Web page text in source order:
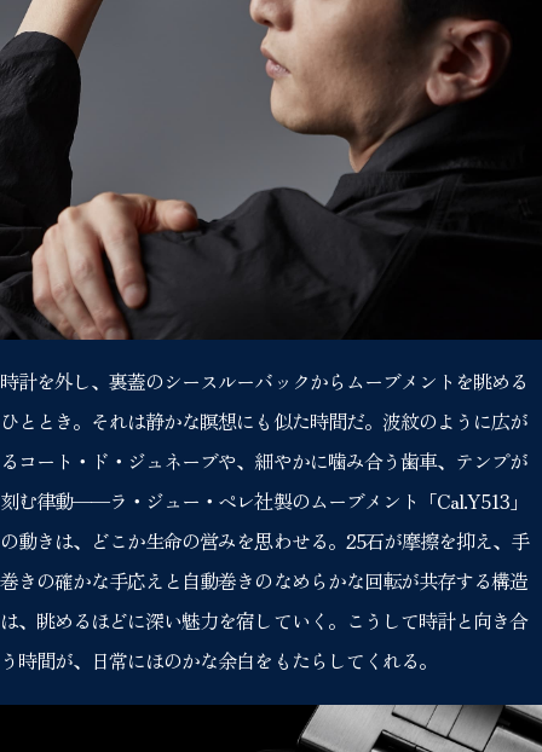
時計を外し、裏蓋のシースルーバックからムーブメントを眺める
ひととき。それは静かな瞑想にも似た時間だ。波紋のように広が
るコート・ド・ジュネーブや、細やかに噛み合う歯車、テンプが
刻む律動——ラ・ジュー・ペレ社製のムーブメント「Cal.Y513」
の動きは、どこか生命の営みを思わせる。25石が摩擦を抑え、手
巻きの確かな手応えと自動巻きのなめらかな回転が共存する構造
は、眺めるほどに深い魅力を宿していく。こうして時計と向き合
う時間が、日常にほのかな余白をもたらしてくれる。